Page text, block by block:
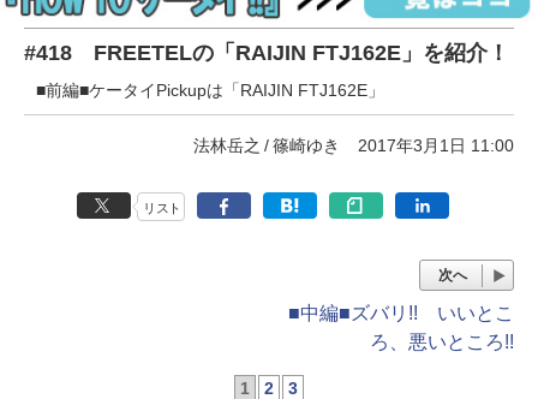
#418 FREETELの「RAIJIN FTJ162E」を紹介！
■前編■ケータイPickupは「RAIJIN FTJ162E」
法林岳之 篠崎ゆき 2017年3月1日 11:00
リスト
次へ
■中編■ズバリ!! いいとこ
ろ、悪いところ!!
1 2 3